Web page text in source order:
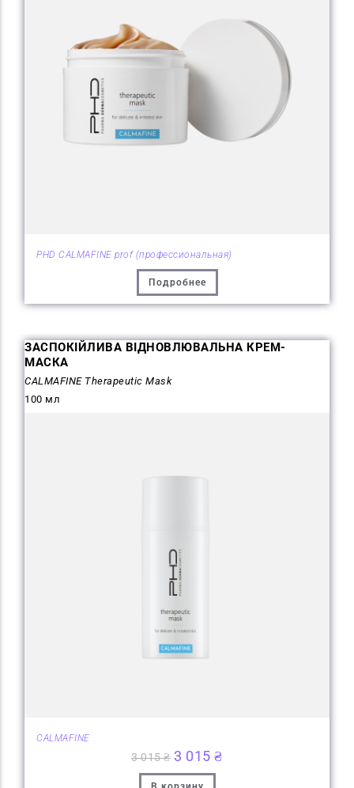
PHD CALMAFINE prof (профессиональная)
Подробнее
ЗАСПОКІЙЛИВА ВІДНОВЛЮВАЛЬНА КРЕМ-
МАСКА
CALMAFINE Therapeutic Mask
100 мл
CALMAFINE
3 015₴ 3 015₴